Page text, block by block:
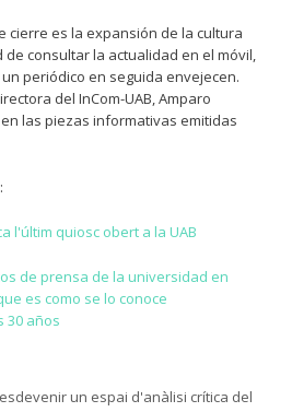
cierre es la expansión de la cultura
de consultar la actualidad en el móvil,
periódico en seguida envejecen.
del InCom-UAB, Amparo
las piezas informativas emitidas
l'últim quiosc obert a la UAB
de prensa de la universidad en
es como se lo conoce
30 años
esdevenir un espai d'anàlisi crítica del